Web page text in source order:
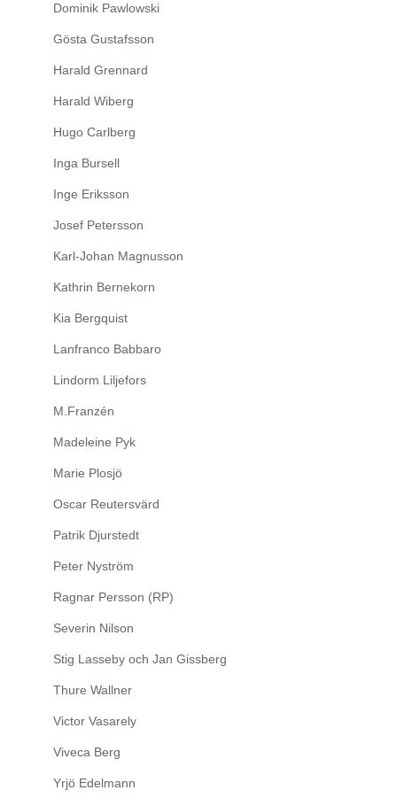
Dominik Pawlowski
Gösta Gustafsson
Harald Grennard
Harald Wiberg
Hugo Carlberg
Inga Bursell
Inge Eriksson
Josef Petersson
Karl-Johan Magnusson
Kathrin Bernekorn
Kia Bergquist
Lanfranco Babbaro
Lindorm Liljefors
M.Franzén
Madeleine Pyk
Marie Plosjö
Oscar Reutersvärd
Patrik Djurstedt
Peter Nyström
Ragnar Persson (RP)
Severin Nilson
Stig Lasseby och Jan Gissberg
Thure Wallner
Victor Vasarely
Viveca Berg
Yrjö Edelmann